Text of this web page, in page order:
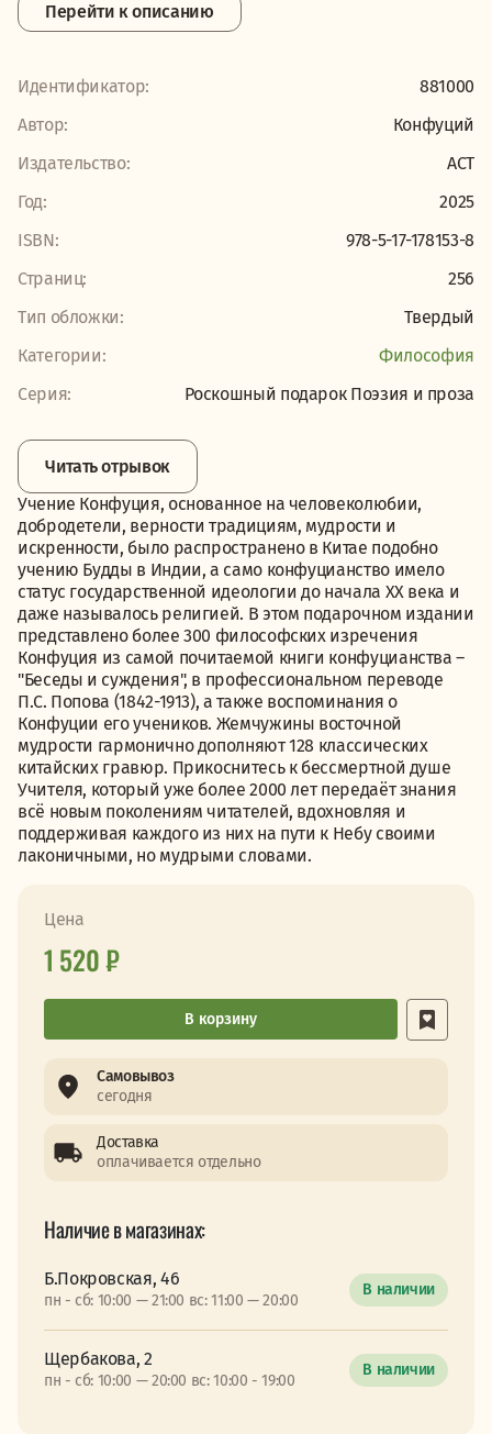
Перейти к описанию
Идентификатор:
881000
Автор:
Конфуций
Издательство:
АСТ
Год:
2025
ISBN:
978-5-17-178153-8
Страниц:
256
Тип обложки:
Твердый
Категории:
Философия
Серия:
Роскошный подарок Поэзия и проза
Читать отрывок
Учение Конфуция, основанное на человеколюбии,
добродетели, верности традициям, мудрости и
искренности, было распространено в Китае подобно
учению Будды в Индии, а само конфуцианство имело
статус государственной идеологии до начала XX века и
даже называлось религией. В этом подарочном издании
представлено более 300 философских изречения
Конфуция из самой почитаемой книги конфуцианства –
"Беседы и суждения", в профессиональном переводе
П.С. Попова (1842-1913), а также воспоминания о
Конфуции его учеников. Жемчужины восточной
мудрости гармонично дополняют 128 классических
китайских гравюр. Прикоснитесь к бессмертной душе
Учителя, который уже более 2000 лет передаёт знания
всё новым поколениям читателей, вдохновляя и
поддерживая каждого из них на пути к Небу своими
лаконичными, но мудрыми словами.
Цена
1 520 ₽
В корзину
Самовывоз
сегодня
Доставка
оплачивается отдельно
Наличие в магазинах:
Б.Покровская, 46
пн - сб: 10:00 — 21:00 вс: 11:00 — 20:00
В наличии
Щербакова, 2
пн - сб: 10:00 — 20:00 вс: 10:00 - 19:00
В наличии